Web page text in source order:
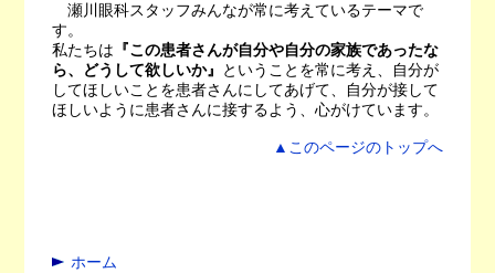
瀬川眼科スタッフみんなが常に考えているテーマで
す。
私たちは 『この患者さんが自分や自分の家族であったな
ら、どうして欲しいか』
ということを常に考え、自分が
してほしいことを患者さんにしてあげて、自分が接して
ほしいように患者さんに接するよう、心がけています。
▲このページのトップへ
ホーム